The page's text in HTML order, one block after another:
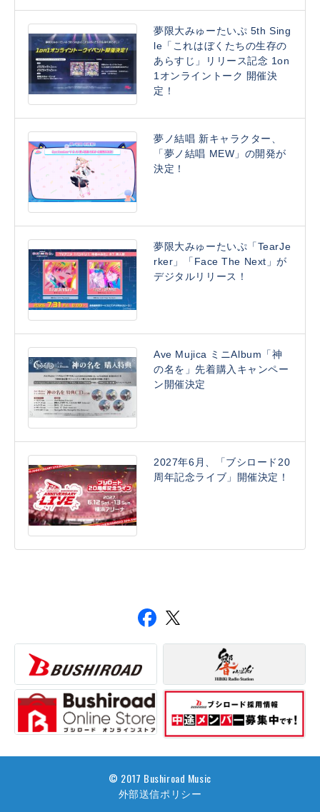
夢限大みゅーたいぷ 5th Sing
le「これはぼくたちの生存の
あらすじ」リリース記念 1on
1オンライントーク 開催決
定！
夢ノ結唱 新キャラクター、
「夢ノ結唱 MEW」の開発が
決定！
夢限大みゅーたいぷ「TearJe
rker」「Face The Next」が
デジタルリリース！
Ave Mujica ミニAlbum「神
の名を」先着購入キャンペー
ン開催決定
2027年6月、「ブシロード20
周年記念ライブ」開催決定！
© 2017 Bushiroad Music
外部送信ポリシー